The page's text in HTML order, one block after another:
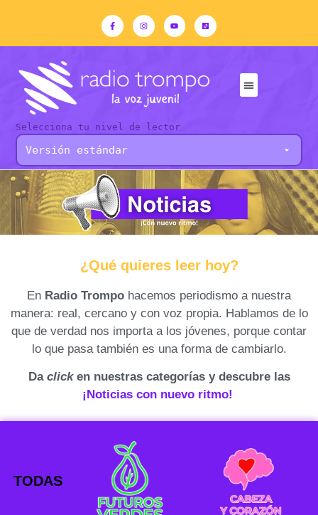
Selecciona tu nivel de lector
¿Qué quieres leer hoy?
En Radio Trompo hacemos periodismo a nuestra
manera: real, cercano y con voz propia. Hablamos de lo
que de verdad nos importa a los jóvenes, porque contar
lo que pasa también es una forma de cambiarlo.
Da clicken nuestras categorías y descubre las
¡Noticias con nuevo ritmo!
TODAS